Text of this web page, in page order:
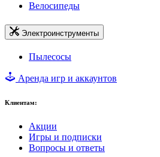
Велосипеды
Электроинструменты
Пылесосы
Аренда игр и аккаунтов
Клиентам:
Акции
Игры и подписки
Вопросы и ответы